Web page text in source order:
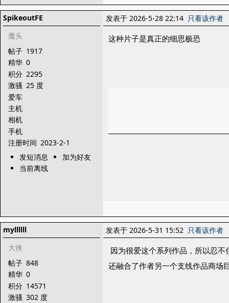
SpikeoutFE
魔头
帖子 1917
精华 0
积分 2295
激骚 25 度
爱车
主机
相机
手机
注册时间 2023-2-1
发短消息
加为好友
当前离线
发表于 2026-5-28 22:14 只看该作者
这种片子是真正的细思极恐
myllllll
大侠
帖子 848
精华 0
积分 14571
激骚 302 度
发表于 2026-5-31 15:52 只看该作者
因为很爱这个系列作品，所以忍
还融合了作者另一个支线作品商场